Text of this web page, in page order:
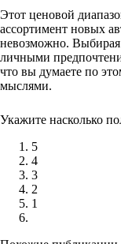
Этот ценовой
ассортимент новых
невозможно.
личными
что вы думаете по
мыслями.
Укажите насколько
5
4
3
2
1